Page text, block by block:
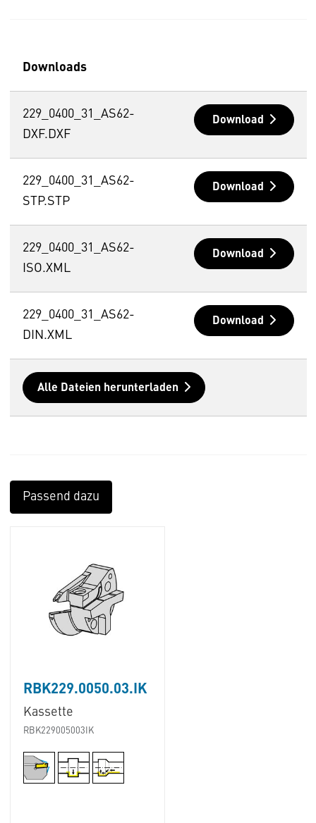
Downloads
229_0400_31_AS62-
DXF.DXF
Download
229_0400_31_AS62-
STP.STP
Download
229_0400_31_AS62-
ISO.XML
Download
229_0400_31_AS62-
DIN.XML
Download
Alle Dateien herunterladen
Passend dazu
RBK229.0050.03.IK
Kassette
RBK229005003IK